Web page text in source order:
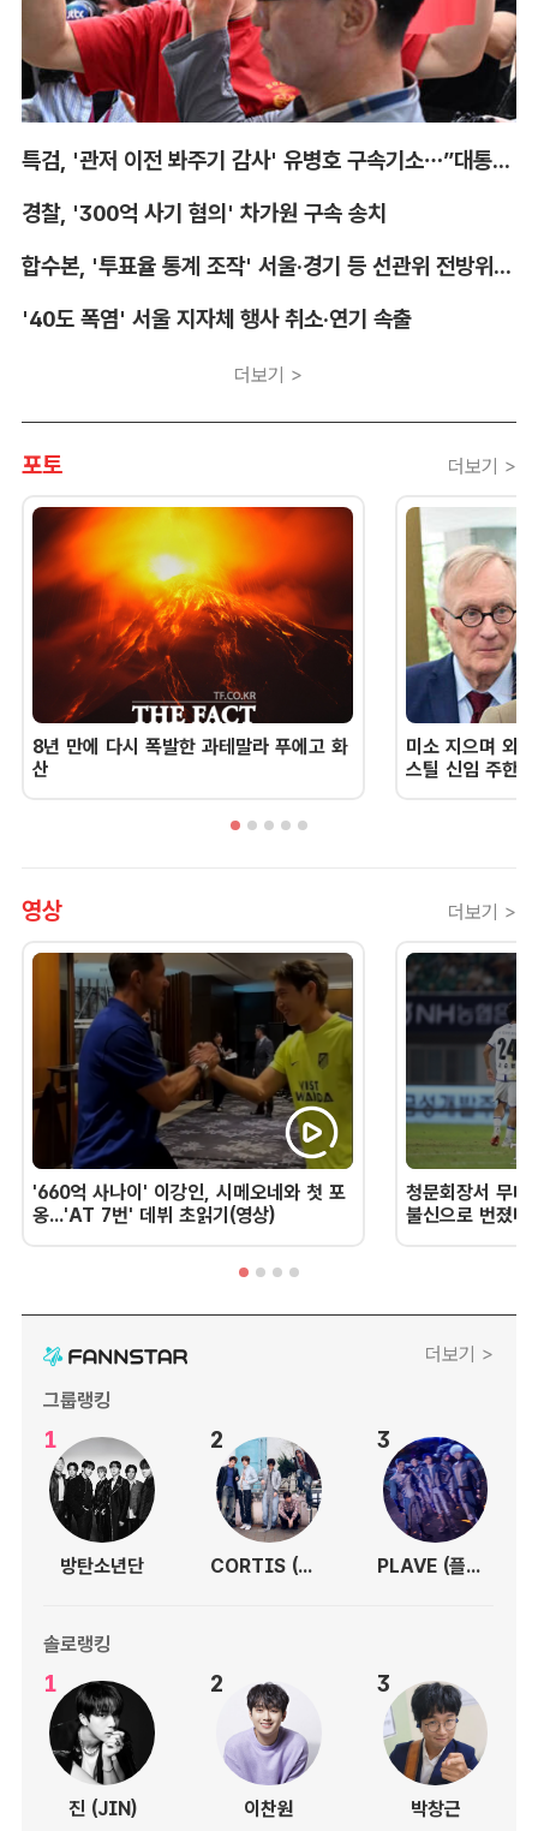
특검, '관저 이전 봐주기 감사' 유병호 구속기소…”대통령실 청탁받아“
경찰, '300억 사기 혐의' 차가원 구속 송치
합수본, '투표율 통계 조작' 서울·경기 등 선관위 전방위 압수수색
'40도 폭염' 서울 지자체 행사 취소·연기 속출
더보기 >
포토 더보기 >
8년 만에 다시 폭발한 과테말라 푸에고 화
산
미소 지으며 외
스틸 신임 주한
영상 더보기 >
'660억 사나이' 이강인, 시메오네와 첫 포
옹...'AT 7번' 데뷔 초읽기(영상)
청문회장서 무너
불신으로 번졌
더보기 >
그룹랭킹
1
방탄소년단
2
CORTIS (코르티스)
3
PLAVE (플레이브)
솔로랭킹
1
진 (JIN)
2
이찬원
3
박창근